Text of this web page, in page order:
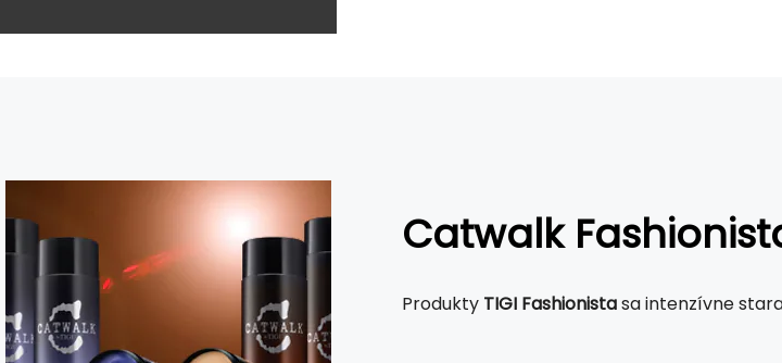
Catwalk
Produkty TIGI Fashionistasa intenzívne